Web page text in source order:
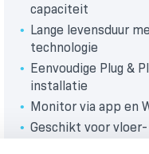
capaciteit
Lange levensduur
technologie
Eenvoudige Plug &
installatie
Monitor via app en
Geschikt voor vloer-